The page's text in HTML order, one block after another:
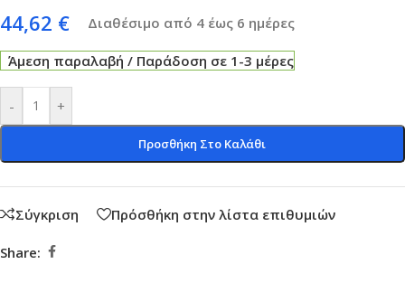
44,62 € Διαθέσιμο από 4 έως 6 ημέρες
Άμεση παραλαβή / Παράδοση σε 1-3 μέρες
- +
Προσθήκη Στο Καλάθι
Σύγκριση Πρόσθήκη στην λίστα επιθυμιών
Share: